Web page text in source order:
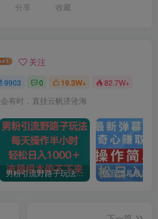
分享 收藏
关注
9903 0 19.3W+ 82.7W+
有时，直挂云帆济沧海
男粉引流野路子玩法，每天操作半小时轻松日入1000＋，流量根本停不下来